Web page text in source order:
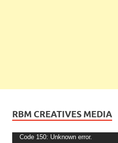
RBM CREATIVES MEDIA
Video
Code 150: Unknown error.